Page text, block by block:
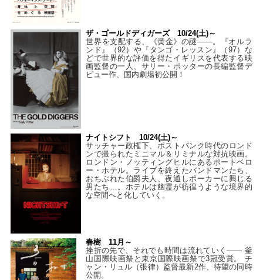
ザ・ゴールドディガーズ 10/24(土)～
世界を支配する、《黄金》の謎――。『オルラ
ンド』（92）や『タンゴ・レッスン』（97）な
どで世界的な評価を得たイギリスを代表する映
画監督の一人、サリー・ポッターの長編監督デ
ビュー作、国内劇場初公開！
ナイトシフト 10/24(土)～
サッチャー政権下、ポストパンク時代のロンド
ンで撮られたミニマル＆リミナルな対抗映画。
ロンドン・ノッティングヒルにあるポートベロ
ー・ホテル。ライブを終えたバンドマンたち、
おちぶれた伯爵夫人、夜通しポーカーに興じる
男たち…。ホテルは幽霊が彷徨うような境界的
な空間へと化していく。
春樹 11月～
挫折の先で、それでも時間は流れていく—— 釜
山国際映画祭と東京国際映画祭で3冠受賞。 チ
ャン・リュル（張律）監督最新2作、待望の同時
公開。